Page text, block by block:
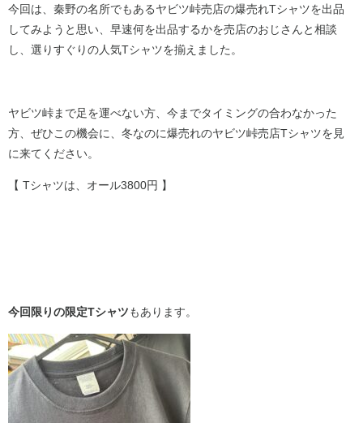
今回は、秦野の名所でもあるヤビツ峠売店の爆売れTシャツを出品
してみようと思い、早速何を出品するかを売店のおじさんと相談
し、選りすぐりの人気Tシャツを揃えました。
ヤビツ峠まで足を運べない方、今までタイミングの合わなかった
方、ぜひこの機会に、冬なのに爆売れのヤビツ峠売店Tシャツを見
に来てください。
【 Tシャツは、オール3800円 】
今回限りの限定Tシャツ もあります。